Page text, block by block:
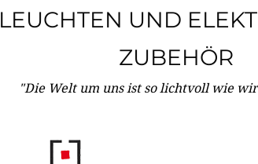
LEUCHTEN UND
ZUBEHÖR
"Die Welt um uns ist so lichtvoll wie